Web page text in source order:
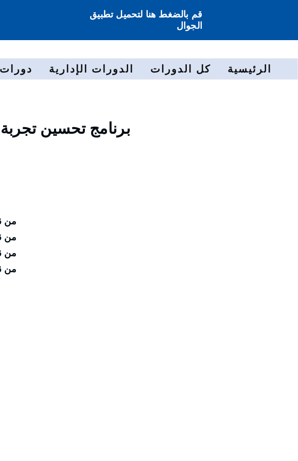
قم بالضغط هنا لتحميل تطبيق
الجوال
الرئيسية كل الدورات الدورات الإدارية
برنامج تحسين
من 11/01/2026 إلى 15/01/2026
من 19/05/2026 إلى 14/05/2026
من 06/09/2026 إلى 10/09/2026
من 06/12/2026 إلى 10/12/2026